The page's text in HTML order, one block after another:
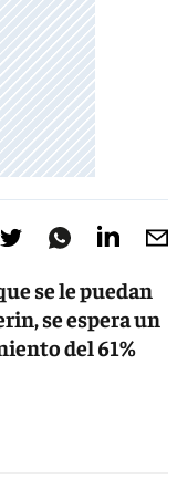
se le puedan
se espera un
del 61%